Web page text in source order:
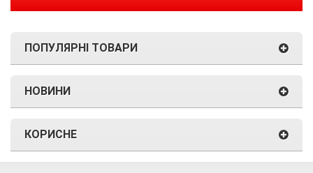
ПОПУЛЯРНІ ТОВАРИ
НОВИНИ
КОРИСНЕ